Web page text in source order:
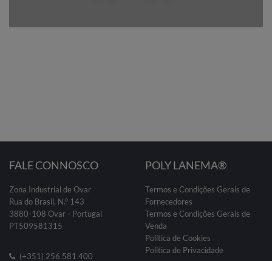
FALE CONNOSCO
Zona Industrial de Ovar
Rua do Brasil, N.º 143
3880-108 Ovar - Portugal
PT509581315
(+351) 256 581 400
POLY LANEMA®
Termos e Condições Gerais de
Fornecedores
Termos e Condições Gerais de
Venda
Política de Cookies
Politica de Privacidade